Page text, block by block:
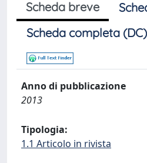
Scheda breve
Scheda completa (DC)
Anno di pubblicazione
2013
Tipologia:
1.1 Articolo in rivista